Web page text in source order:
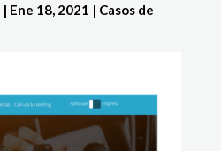
| Ene 18, 2021 | Casos de